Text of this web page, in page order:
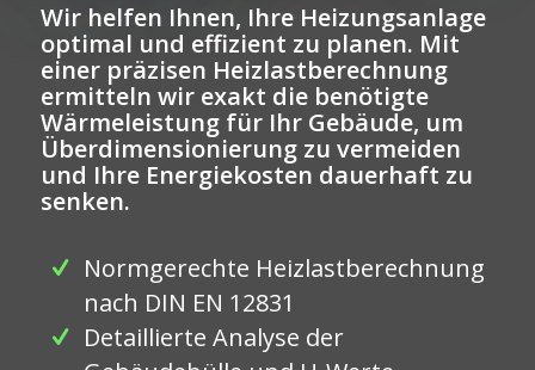
Wir helfen Ihnen, Ihre Heizungsanlage
optimal und effizient zu planen. Mit
einer präzisen Heizlastberechnung
ermitteln wir exakt die benötigte
Wärmeleistung für Ihr Gebäude, um
Überdimensionierung zu vermeiden
und Ihre Energiekosten dauerhaft zu
senken.
Normgerechte Heizlastberechnung
nach DIN EN 12831
Detaillierte Analyse der